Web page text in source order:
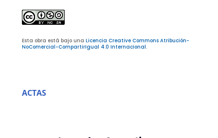
Esta obra está bajo una Licencia Creative Commons Atribución-
NoComercial-CompartirIgual 4.0 Internacional.
ACTAS